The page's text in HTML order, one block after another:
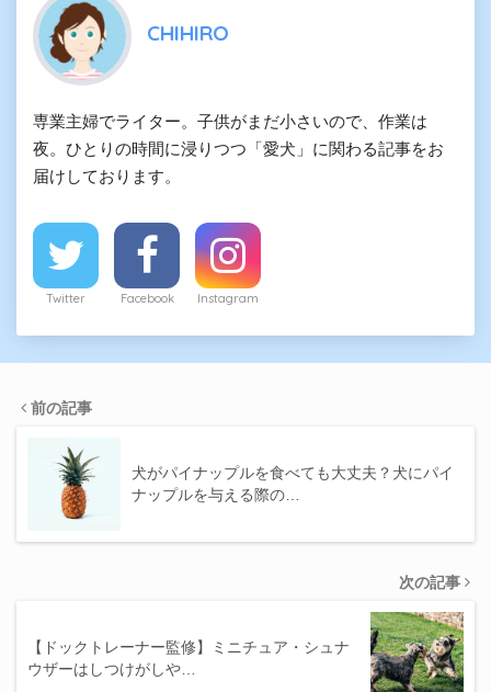
CHIHIRO
専業主婦でライター。子供がまだ小さいので、作業は
夜。ひとりの時間に浸りつつ「愛犬」に関わる記事をお
届けしております。
Twitter Facebook Instagram
前の記事
犬がパイナップルを食べても大丈夫？犬にパイ
ナップルを与える際の…
次の記事
【ドックトレーナー監修】ミニチュア・シュナ
ウザーはしつけがしや…